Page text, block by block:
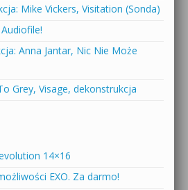
Mike Vickers, Visitation (Sonda)
Anna Jantar, Nic Nie Może
Grey, Visage, dekonstrukcja
14×16
EXO. Za darmo!